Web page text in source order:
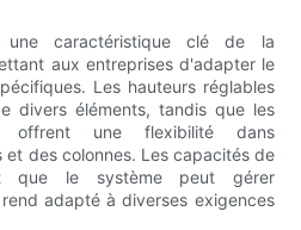
une caractéristique clé de la
aux entreprises d'adapter le
Les hauteurs réglables
divers éléments, tandis que les
offrent une flexibilité dans
et des colonnes. Les capacités de
que le système peut gérer
adapté à diverses exigences